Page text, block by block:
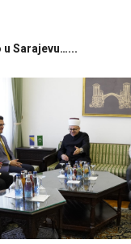
u Sarajevu…...